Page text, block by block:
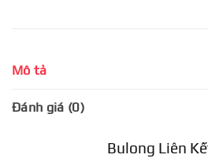
Mô tả
Đánh giá (0)
Bulong Liên